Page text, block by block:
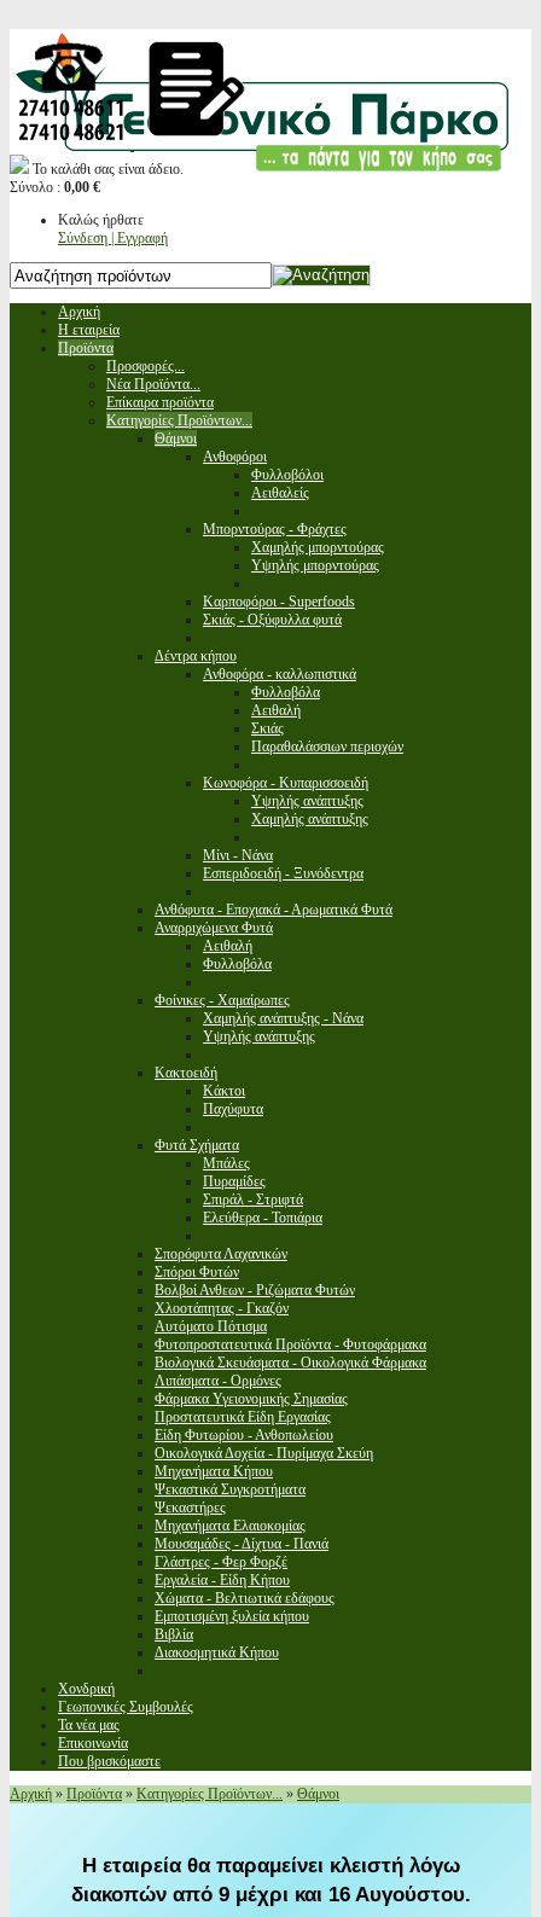
Το καλάθι σας είναι άδειο.
Σύνολο : 0,00 €
Καλώς ήρθατε
Σύνδεση | Εγγραφή
Αρχική
Η εταιρεία
Προϊόντα
Προσφορές...
Νέα Προϊόντα...
Επίκαιρα προϊόντα
Κατηγορίες Προϊόντων...
Θάμνοι
Ανθοφόροι
Φυλλοβόλοι
Αειθαλείς
Μπορντούρας - Φράχτες
Χαμηλής μπορντούρας
Υψηλής μπορντούρας
Καρποφόροι - Superfoods
Σκιάς - Οξύφυλλα φυτά
Δέντρα κήπου
Ανθοφόρα - καλλωπιστικά
Φυλλοβόλα
Αειθαλή
Σκιάς
Παραθαλάσσιων περιοχών
Κωνοφόρα - Κυπαρισσοειδή
Υψηλής ανάπτυξης
Χαμηλής ανάπτυξης
Μίνι - Νάνα
Εσπεριδοειδή - Ξυνόδεντρα
Ανθόφυτα - Εποχιακά - Αρωματικά Φυτά
Αναρριχώμενα Φυτά
Αειθαλή
Φυλλοβόλα
Φοίνικες - Χαμαίρωπες
Χαμηλής ανάπτυξης - Νάνα
Υψηλής ανάπτυξης
Κακτοειδή
Κάκτοι
Παχύφυτα
Φυτά Σχήματα
Μπάλες
Πυραμίδες
Σπιράλ - Στριφτά
Ελεύθερα - Τοπιάρια
Σπορόφυτα Λαχανικών
Σπόροι Φυτών
Βολβοί Ανθεων - Ριζώματα Φυτών
Χλοοτάπητας - Γκαζόν
Αυτόματο Πότισμα
Φυτοπροστατευτικά Προϊόντα - Φυτοφάρμακα
Βιολογικά Σκευάσματα - Οικολογικά Φάρμακα
Λιπάσματα - Ορμόνες
Φάρμακα Υγειονομικής Σημασίας
Προστατευτικά Είδη Εργασίας
Είδη Φυτωρίου - Ανθοπωλείου
Οικολογικά Δοχεία - Πυρίμαχα Σκεύη
Μηχανήματα Κήπου
Ψεκαστικά Συγκροτήματα
Ψεκαστήρες
Μηχανήματα Ελαιοκομίας
Μουσαμάδες - Δίχτυα - Πανιά
Γλάστρες - Φερ Φορζέ
Εργαλεία - Είδη Κήπου
Χώματα - Βελτιωτικά εδάφους
Εμποτισμένη ξυλεία κήπου
Βιβλία
Διακοσμητικά Κήπου
Χονδρική
Γεωπονικές Συμβουλές
Τα νέα μας
Επικοινωνία
Που βρισκόμαστε
Αρχική » Προϊόντα » Κατηγορίες Προϊόντων... » Θάμνοι
Η εταιρεία θα παραμείνει κλειστή λόγω
διακοπών από 9 μέχρι και 16 Αυγούστου.